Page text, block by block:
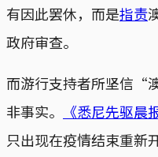
有因此罢休，而是指责
政府审查。
而游行支持者所坚信“
非事实。
《悉尼先驱晨
只出现在疫情结束重新